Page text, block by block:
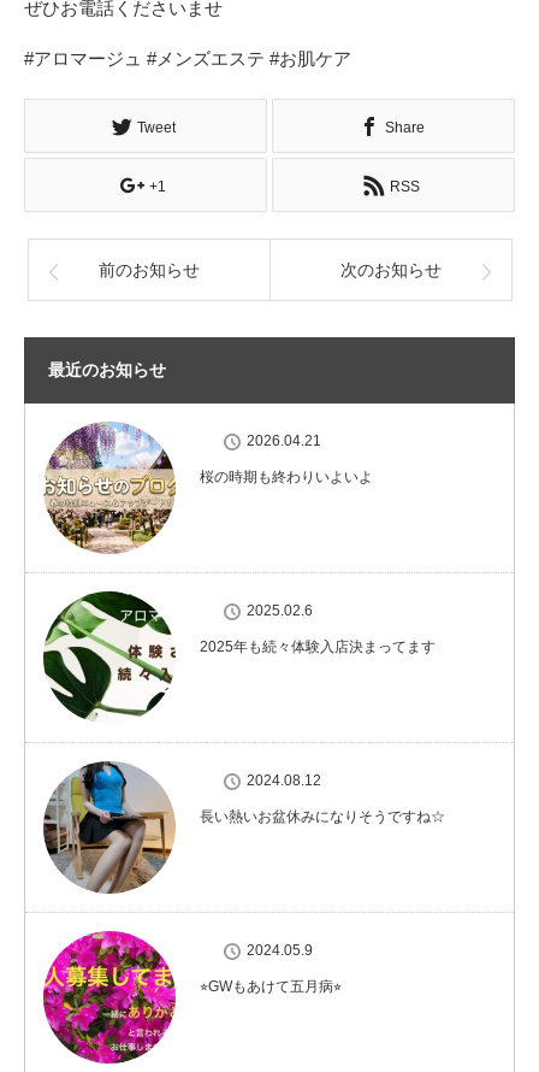
ぜひお電話くださいませ
#アロマージュ #メンズエステ #お肌ケア
Tweet Share
+1 RSS
前のお知らせ 次のお知らせ
最近のお知らせ
2026.04.21
桜の時期も終わりいよいよ
2025.02.6
2025年も続々体験入店決まってます
2024.08.12
長い熱いお盆休みになりそうですね☆
2024.05.9
⭐︎GWもあけて五月病⭐︎